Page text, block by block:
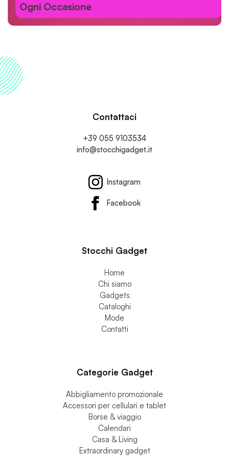
Ogni Occasione
Contattaci
+39 055 9103534
info@stocchigadget.it
Instagram
Facebook
Stocchi Gadget
Home
Chi siamo
Gadgets
Cataloghi
Mode
Contatti
Categorie Gadget
Abbigliamento promozionale
Accessori per cellulari e tablet
Borse & viaggio
Calendari
Casa & Living
Extraordinary gadget